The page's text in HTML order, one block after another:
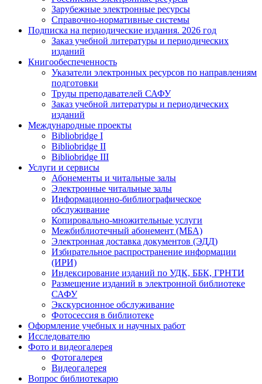
Зарубежные электронные ресурсы
Справочно-нормативные системы
Подписка на периодические издания. 2026 год
Заказ учебной литературы и периодических
изданий
Книгообеспеченность
Указатели электронных ресурсов по направлениям
подготовки
Труды преподавателей САФУ
Заказ учебной литературы и периодических
изданий
Международные проекты
Bibliobridge I
Bibliobridge II
Bibliobridge III
Услуги и сервисы
Абонементы и читальные залы
Электронные читальные залы
Информационно-библиографическое
обслуживание
Копировально-множительные услуги
Межбиблиотечный абонемент (МБА)
Электронная доставка документов (ЭДД)
Избирательное распространение информации
(ИРИ)
Индексирование изданий по УДК, ББК, ГРНТИ
Размещение изданий в электронной библиотеке
САФУ
Экскурсионное обслуживание
Фотосессия в библиотеке
Оформление учебных и научных работ
Исследователю
Фото и видеогалерея
Фотогалерея
Видеогалерея
Вопрос библиотекарю